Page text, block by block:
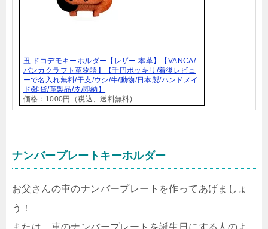
丑 ドコデモキーホルダー【レザー 本革】【VANCA/
バンカクラフト革物語】【千円ポッキリ/着後レビュ
ーで名入れ無料/干支/ウシ/牛/動物/日本製/ハンドメイ
ド/雑貨/革製品/皮/即納】
価格：1000円（税込、送料無料)
ナンバープレートキーホルダー
お父さんの車のナンバープレートを作ってあげましょ
う！
または、車のナンバープレートを誕生日にする人のよ